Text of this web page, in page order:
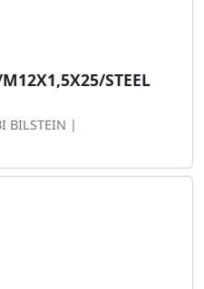
STEEL
BILSTEIN |